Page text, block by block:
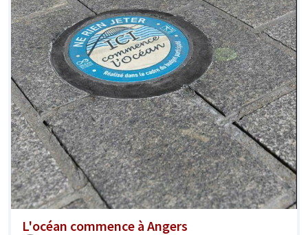
L'océan commence à Angers